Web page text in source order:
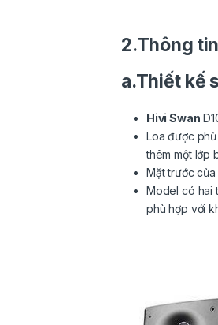
2.Thông
a.Thiết kế
Hivi Swan
Loa được
thêm một lớp
Mặt trước
Model có hai
phù hợp với